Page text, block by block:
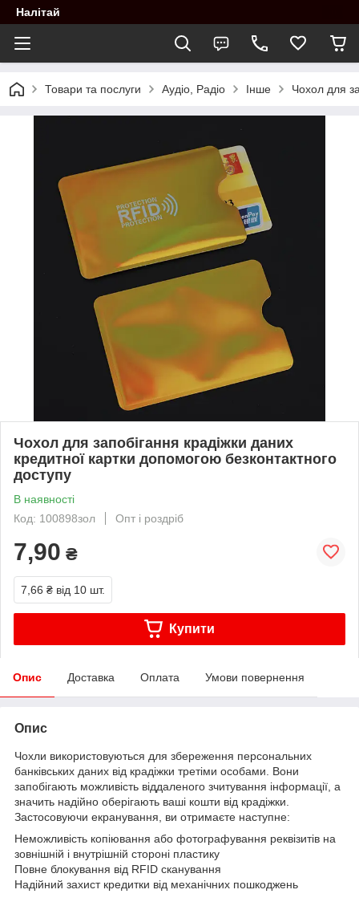
Налітай
Товари та послуги Аудіо, Радіо Інше Чохол для
Чохол для запобігання крадіжки даних
кредитної картки допомогою безконтактного
доступу
В наявності
Код: 100898зол
Опт і роздріб
7,90 ₴
7,66 ₴ від 10 шт.
Купити
Опис Доставка Оплата Умови повернення
Опис
Чохли використовуються для збереження персональних
банківських даних від крадіжки третіми особами. Вони
запобігають можливість віддаленого зчитування інформації, а
значить надійно оберігають ваші кошти від крадіжки.
Застосовуючи екранування, ви отримаєте наступне:
Неможливість копіювання або фотографування реквізитів на
зовнішній і внутрішній стороні пластику
Повне блокування від RFID сканування
Надійний захист кредитки від механічних пошкоджень